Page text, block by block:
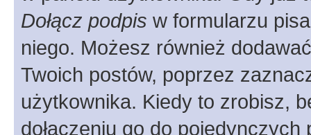
Dołącz podpis w formularzu
niego. Możesz również
Twoich postów, poprzez
użytkownika. Kiedy to zrobisz,
dołączeniu go do